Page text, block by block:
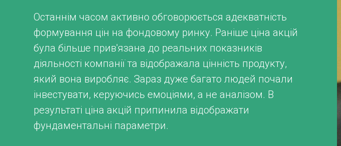
Останнім часом активно обговорюється адекватність
формування цін на фондовому ринку. Раніше ціна акцій
була більше прив'язана до реальних показників
діяльності компанії та відображала цінність продукту,
який вона виробляє. Зараз дуже багато людей почали
інвестувати, керуючись емоціями, а не аналізом. В
результаті ціна акцій припинила відображати
фундаментальні параметри.